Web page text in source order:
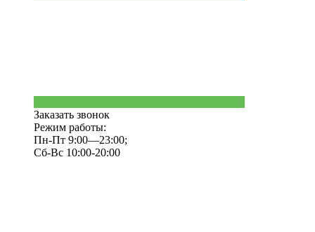
Заказать звонок
Режим работы:
Пн-Пт 9:00—23:00;
Сб-Вс 10:00-20:00